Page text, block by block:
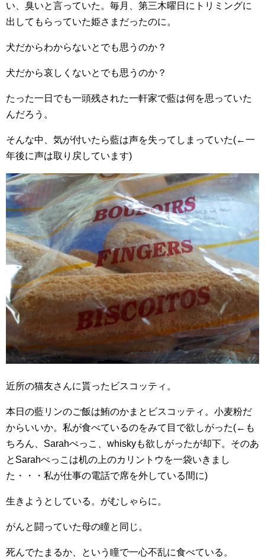
い、臭いと言っていた。毎月、第三木曜日にトリミングに
出してもらっていた姫さまだったのに。
犬だからわからないとでも思うのか？
犬だから哀しくないとでも思うのか？
たった一日でも一頭残された一軒家で藍は何を思っていた
んだろう。
そんな中、気が付いたら藍は声を失ってしまっていた(←一
年後に声は取り戻しています)
近所の猫友さんに貰ったビスコッティ。
本日の藍リンのご飯は鮪のかまとビスコッティ。小麦粉だ
からいいか。私が食べているのをみて目で欲しがった(←も
ちろん、Sarahぺっこ、whiskyも欲しがったが却下。そのあ
とSarahぺっこは机の上のカリントウを一袋いきまし
た・・・私が仕事の電話で席を外している間に)
生きようとしている。がむしゃらに。
がんと闘っていた母の瞳と同じ。
死んでたまるか、という瞳で一心不乱に食べている。